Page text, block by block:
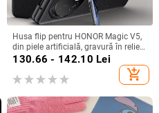
Husa flip pentru HONOR Magic V5,
din piele artificială, gravură în relief,
stil Ins, anti-cadere
130.66 - 142.10 Lei
add_shopping_cart